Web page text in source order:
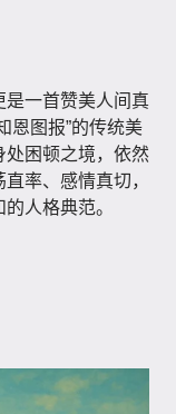
是一首赞美人间真
恩图报”的传统美
处困顿之境，依然
率、感情真切，
人格典范。